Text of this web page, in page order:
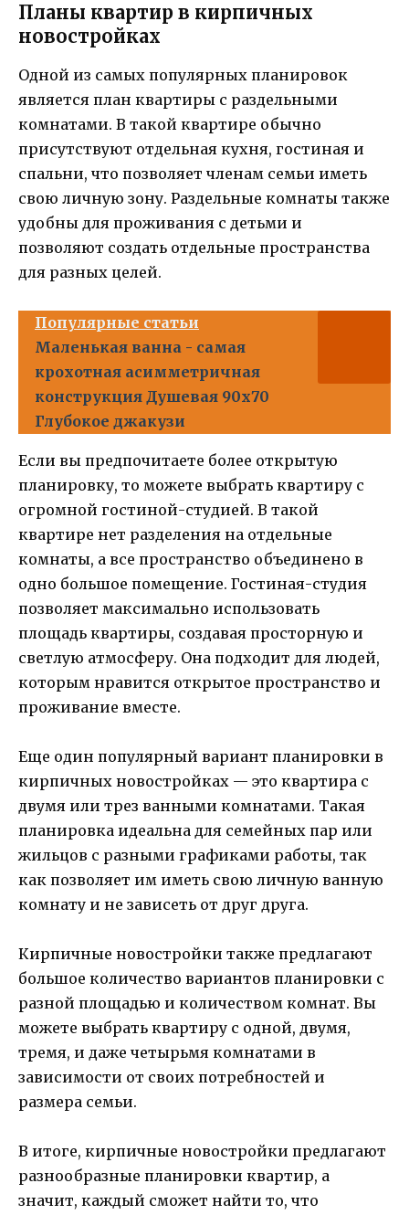
Планы квартир в кирпичных
новостройках
Одной из самых популярных планировок
является план квартиры с раздельными
комнатами. В такой квартире обычно
присутствуют отдельная кухня, гостиная и
спальни, что позволяет членам семьи иметь
свою личную зону. Раздельные комнаты также
удобны для проживания с детьми и
позволяют создать отдельные пространства
для разных целей.
Популярные статьи
Маленькая ванна - самая
крохотная асимметричная
конструкция Душевая 90х70
Глубокое джакузи
Если вы предпочитаете более открытую
планировку, то можете выбрать квартиру с
огромной гостиной-студией. В такой
квартире нет разделения на отдельные
комнаты, а все пространство объединено в
одно большое помещение. Гостиная-студия
позволяет максимально использовать
площадь квартиры, создавая просторную и
светлую атмосферу. Она подходит для людей,
которым нравится открытое пространство и
проживание вместе.
Еще один популярный вариант планировки в
кирпичных новостройках — это квартира с
двумя или трез ванными комнатами. Такая
планировка идеальна для семейных пар или
жильцов с разными графиками работы, так
как позволяет им иметь свою личную ванную
комнату и не зависеть от друг друга.
Кирпичные новостройки также предлагают
большое количество вариантов планировки с
разной площадью и количеством комнат. Вы
можете выбрать квартиру с одной, двумя,
тремя, и даже четырьмя комнатами в
зависимости от своих потребностей и
размера семьи.
В итоге, кирпичные новостройки предлагают
разнообразные планировки квартир, а
значит, каждый сможет найти то, что